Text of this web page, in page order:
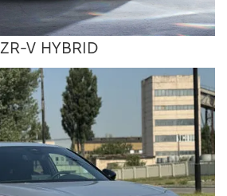
ZR-V HYBRID